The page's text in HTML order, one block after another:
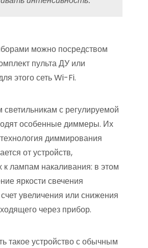
можно посредством
пульта ДУ или
этого сеть Wi-Fi.
с регулируемой
особенные диммеры. Их
диммирования
от устройств,
лампам накаливания: в этом
яркости свечения
увеличения или снижения
через прибор.
такое устройство с обычным